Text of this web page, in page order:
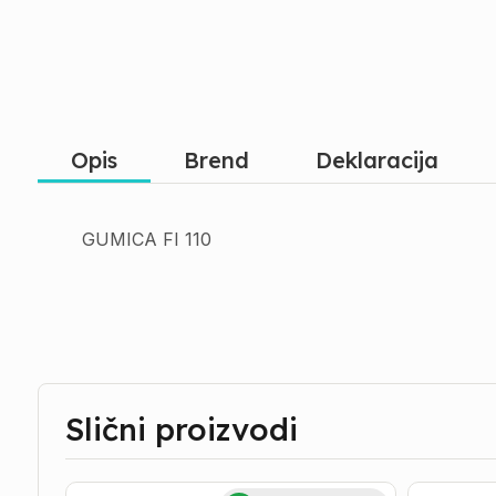
Opis Brend Deklaracija
GUMICA FI 110
Slični proizvodi